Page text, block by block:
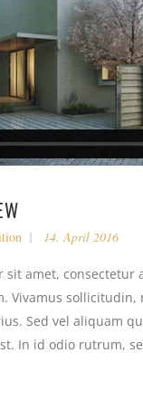
14. April 2016
sit amet,
Vivamus
Sed vel aliquam
In id odio rutrum,